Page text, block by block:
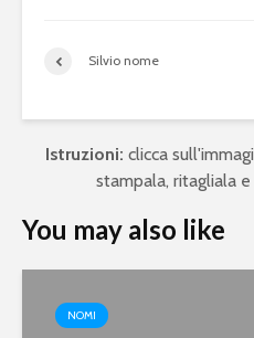
Silvio nome
Istruzioni: clicca
stampala, ritagliala
You may also like
NOMI